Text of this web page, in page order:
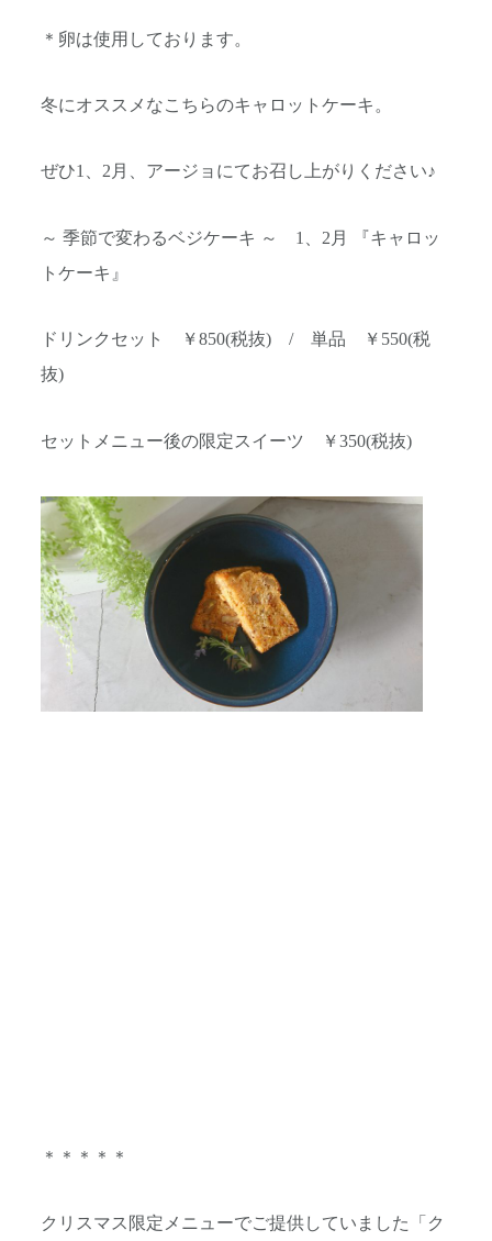
＊卵は使用しております。
冬にオススメなこちらのキャロットケーキ。
ぜひ1、2月、アージョにてお召し上がりください♪
～ 季節で変わるベジケーキ ～ 1、2月 『キャロッ
トケーキ』
ドリンクセット ￥850(税抜) / 単品 ￥550(税
抜)
セットメニュー後の限定スイーツ ￥350(税抜)
＊＊＊＊＊
クリスマス限定メニューでご提供していました「ク